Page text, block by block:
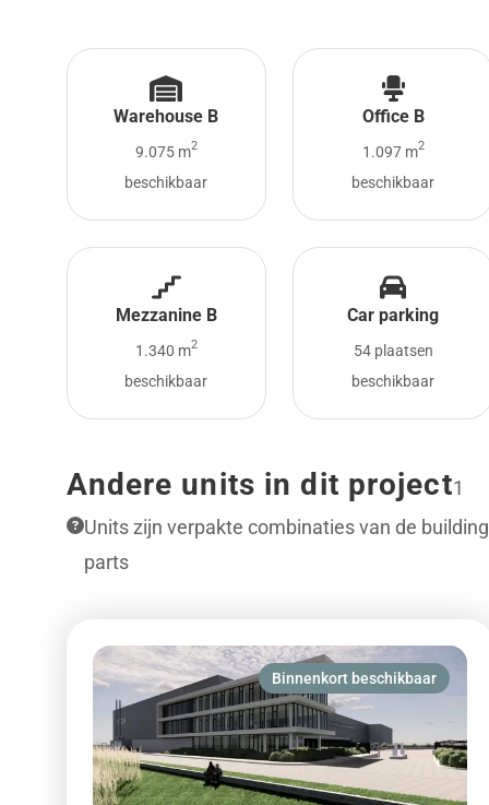
Warehouse B
9.075 m2
beschikbaar
Office B
1.097 m2
beschikbaar
Mezzanine B
1.340 m2
beschikbaar
Car parking
54 plaatsen
beschikbaar
Andere units in dit project1
Units zijn verpakte combinaties van de building
parts
Binnenkort beschikbaar